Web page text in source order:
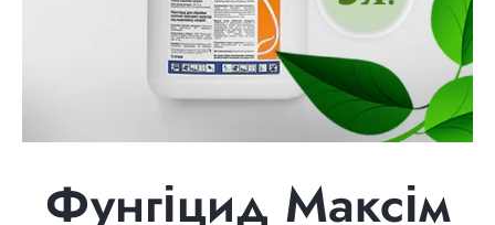
Фунгіцид Максім